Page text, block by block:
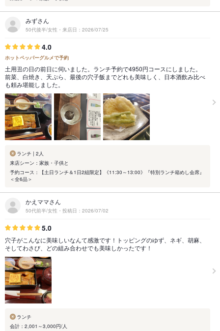
みずさん
50代後半/女性・来店日：2026/07/25
4.0
ホットペッパーグルメで予約
土用丑の日の前日に伺いました。ランチ予約で4950円コースにしました。
前菜、白焼き、天ぷら、最後の穴子飯までどれも美味しく、日本酒飲み比べ
も頼み堪能しました。
ランチ | 2人
来店シーン：家族・子供と
予約コース：【土日ランチ＆1日2組限定】《11:30～13:00》『特別ランチ箱めし会席』
＜全6品＞
かえママさん
50代前半/女性・投稿日：2026/07/02
5.0
穴子がこんなに美味しいなんて感激です！トッピングのゆず、ネギ、胡麻、
そしてわさび、どの組み合わせでも美味しかったです！
ランチ
会計：2,001～3,000円/人